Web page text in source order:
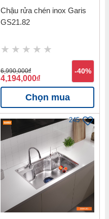
Chậu rửa chén inox Garis
GS21.82
6,990,000đ
4,194,000đ
-40%
Chọn mua
245